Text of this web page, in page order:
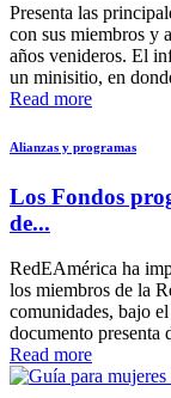
Presenta las
con sus miembros y
años venideros. El
un minisitio, en
Read more
Alianzas y programas
Los Fondos
de...
RedEAmérica ha
los miembros de la
comunidades, bajo
documento presenta
Read more